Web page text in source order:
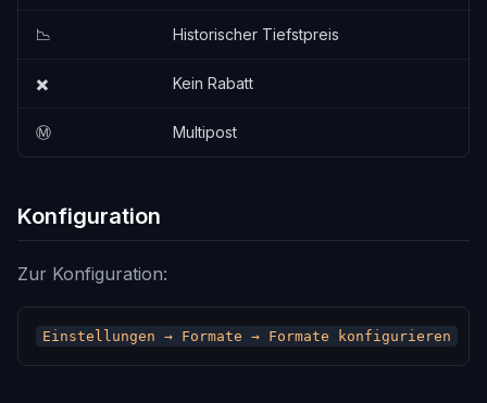
📉 Historischer Tiefstpreis
✖️ Kein Rabatt
Ⓜ️ Multipost
Konfiguration
Zur Konfiguration: